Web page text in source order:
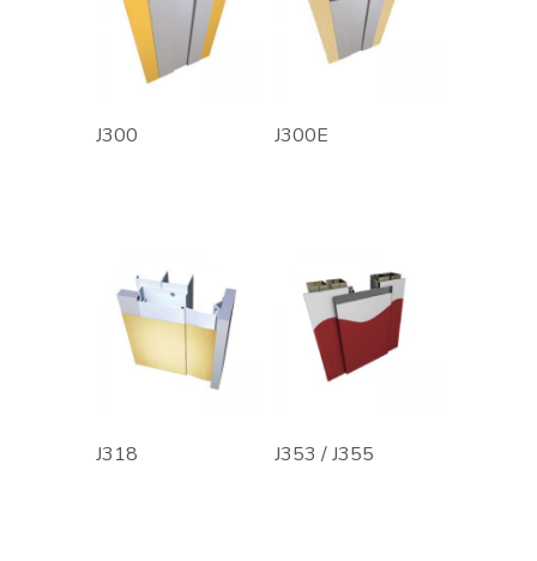
J300 J300E
J318 J353 / J355